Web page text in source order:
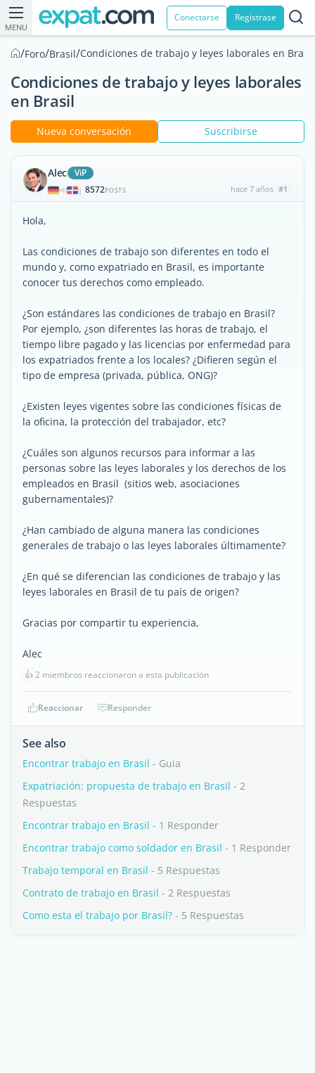
MENU
Conectarse Registrase
/Foro/Brasil/Condiciones de trabajo y leyes laborales en Brasil
Condiciones de trabajo y leyes laborales
en Brasil
Nueva conversación Suscribirse
Alec ViP
| 8572POSTS hace 7 años #1
Hola,
Las condiciones de trabajo son diferentes en todo el
mundo y, como expatriado en Brasil, es importante
conocer tus derechos como empleado.
¿Son estándares las condiciones de trabajo en Brasil?
Por ejemplo, ¿son diferentes las horas de trabajo, el
tiempo libre pagado y las licencias por enfermedad para
los expatriados frente a los locales? ¿Difieren según el
tipo de empresa (privada, pública, ONG)?
¿Existen leyes vigentes sobre las condiciones físicas de
la oficina, la protección del trabajador, etc?
¿Cuáles son algunos recursos para informar a las
personas sobre las leyes laborales y los derechos de los
empleados en Brasil (sitios web, asociaciones
gubernamentales)?
¿Han cambiado de alguna manera las condiciones
generales de trabajo o las leyes laborales últimamente?
¿En qué se diferencian las condiciones de trabajo y las
leyes laborales en Brasil de tu país de origen?
Gracias por compartir tu experiencia,
Alec
👍2 miembros reaccionaron a esta publicación
Reaccionar Responder
See also
Encontrar trabajo en Brasil - Guia
Expatriación: propuesta de trabajo en Brasil - 2
Respuestas
Encontrar trabajo en Brasil - 1 Responder
Encontrar trabajo como soldador en Brasil - 1 Responder
Trabajo temporal en Brasil - 5 Respuestas
Contrato de trabajo en Brasil - 2 Respuestas
Como esta el trabajo por Brasil? - 5 Respuestas